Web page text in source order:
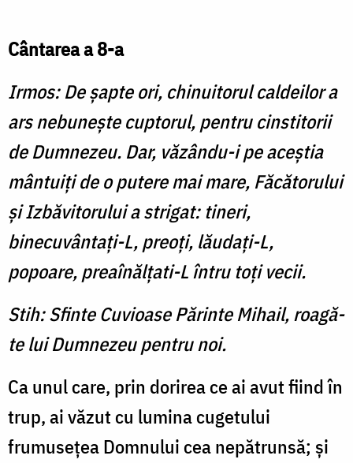
Cântarea a 8-a
Irmos: De şapte ori, chinuitorul caldeilor a
ars nebuneşte cuptorul, pentru cinstitorii
de Dumnezeu. Dar, văzându-i pe aceştia
mântuiţi de o putere mai mare, Făcătorului
şi Izbăvitorului a strigat: tineri,
binecuvântaţi-L, preoţi, lăudaţi-L,
popoare, preaînălţati-L întru toţi vecii.
Stih: Sfinte Cuvioase Părinte Mihail, roagă-
te lui Dumnezeu pentru noi.
Ca unul care, prin dorirea ce ai avut fiind în
trup, ai văzut cu lumina cugetului
frumuseţea Domnului cea nepătrunsă; şi